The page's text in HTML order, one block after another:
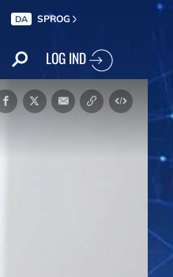
DA SPROG
LOG IND